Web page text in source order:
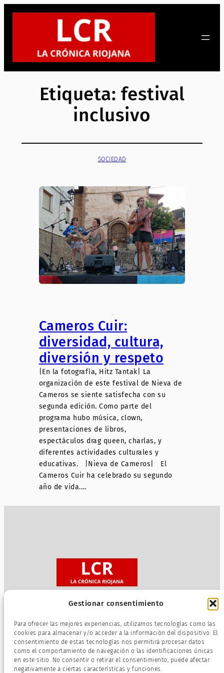
Gestionar consentimiento
Para ofrecer las mejores experiencias, utilizamos tecnologías como las
cookies para almacenar y/o acceder a la información del dispositivo. El
consentimiento de estas tecnologías nos permitirá procesar datos
como el comportamiento de navegación o las identificaciones únicas
en este sitio. No consentir o retirar el consentimiento, puede afectar
negativamente a ciertas características y funciones.
Saltar
Etiqueta: festival
inclusivo
SOCIEDAD
.
Cameros Cuir:
diversidad, cultura,
diversión y respeto
|En la fotografía, Hitz Tantak| La
organización de este festival de Nieva de
Cameros se siente satisfecha con su
segunda edición. Como parte del
programa hubo música, clown,
presentaciones de libros,
espectáculos drag queen, charlas, y
diferentes actividades culturales y
educativas. |Nieva de Cameros| El
Cameros Cuir ha celebrado su segundo
año de vida.…
Política de privacidad
Términos de servicio
Política de cookies